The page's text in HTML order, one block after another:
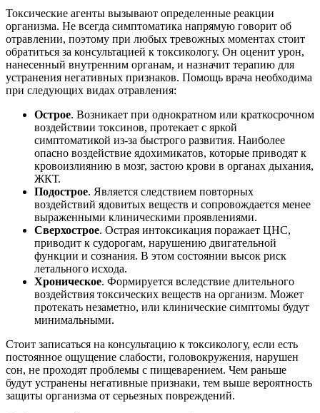
Токсические агенты вызывают определенные реакции
организма. Не всегда симптоматика напрямую говорит об
отравлении, поэтому при любых тревожных моментах стоит
обратиться за консультацией к токсикологу. Он оценит урон,
нанесенный внутренним органам, и назначит терапию для
устранения негативных признаков. Помощь врача необходима
при следующих видах отравления:
Острое. Возникает при однократном или краткосрочном
воздействии токсинов, протекает с яркой
симптоматикой из-за быстрого развития. Наиболее
опасно воздействие ядохимикатов, которые приводят к
кровоизлиянию в мозг, застою крови в органах дыхания,
ЖКТ.
Подострое. Является следствием повторных
воздействий ядовитых веществ и сопровождается менее
выраженными клиническими проявлениями.
Сверхострое. Острая интоксикация поражает ЦНС,
приводит к судорогам, нарушению двигательной
функции и сознания. В этом состоянии высок риск
летального исхода.
Хроническое. Формируется вследствие длительного
воздействия токсических веществ на организм. Может
протекать незаметно, или клинические симптомы будут
минимальными.
Стоит записаться на консультацию к токсикологу, если есть
постоянное ощущение слабости, головокружения, нарушен
сон, не проходят проблемы с пищеварением. Чем раньше
будут устранены негативные признаки, тем выше вероятность
защиты организма от серьезных повреждений.